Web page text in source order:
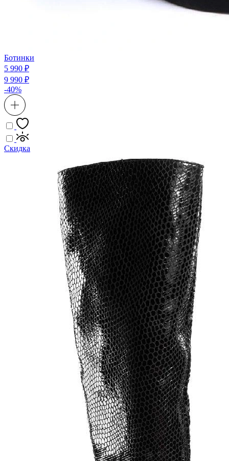
Ботинки
5 990 ₽
9 990 ₽
-40%
Скидка